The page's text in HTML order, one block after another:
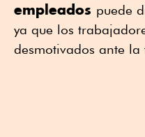
empleados puede
ya que los
desmotivados ante